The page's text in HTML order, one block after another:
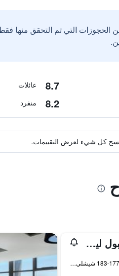
الحجوزات التي تم التحقق منها
8.7 عائلات
8.2 منفرد
مسح كل شيء لعرض التقييمات.
ويندهام جراند إسطنبول ليفينت
منطقة إيسانتيبي,شارع بويوكديري 177-183 شيشلي, اسطنبول, تركيا